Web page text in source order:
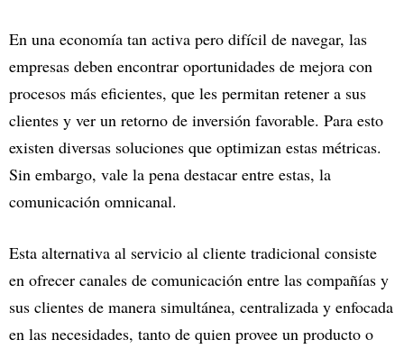
En una economía tan activa pero difícil de navegar, las
empresas deben encontrar oportunidades de mejora con
procesos más eficientes, que les permitan retener a sus
clientes y ver un retorno de inversión favorable. Para esto
existen diversas soluciones que optimizan estas métricas.
Sin embargo, vale la pena destacar entre estas, la
comunicación omnicanal.
Esta alternativa al servicio al cliente tradicional consiste
en ofrecer canales de comunicación entre las compañías y
sus clientes de manera simultánea, centralizada y enfocada
en las necesidades, tanto de quien provee un producto o